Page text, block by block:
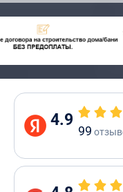
4.9
99